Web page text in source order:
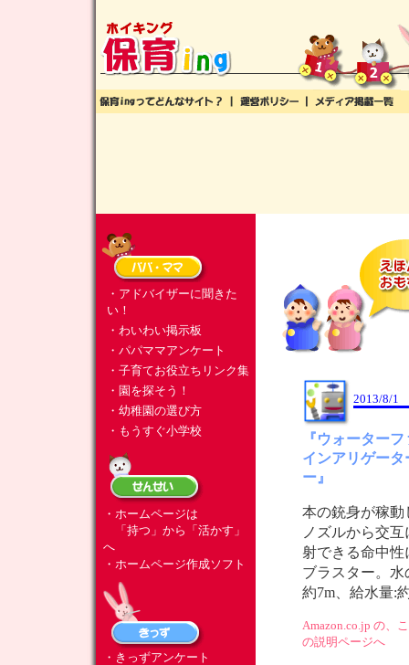
・アドバイザーに聞きた
い！
・わいわい掲示板
・パパママアンケート
・子育てお役立ちリンク集
・園を探そう！
・幼稚園の選び方
・もうすぐ小学校
・ホームページは
「持つ」から「活かす」
へ
・ホームページ作成ソフト
・きっずアンケート
2013/8/1
『ウォーター
インアリゲータ
ー』
本の銃身が稼動
ノズルから交
射できる命中性
ブラスター。水
約7m、給水量:
Amazon.co.jp の、
の説明ページへ